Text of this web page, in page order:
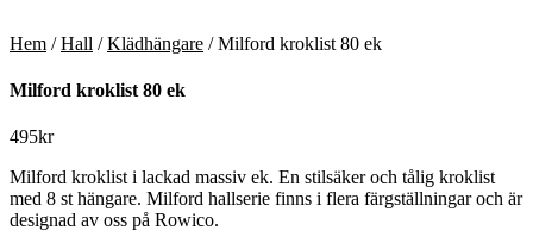
Hem /Hall /Klädhängare / Milford kroklist 80 ek
Milford kroklist 80 ek
495kr
Milford kroklist i lackad massiv ek. En stilsäker och tålig kroklist
med 8 st hängare. Milford hallserie finns i flera färgställningar och är
designad av oss på Rowico.